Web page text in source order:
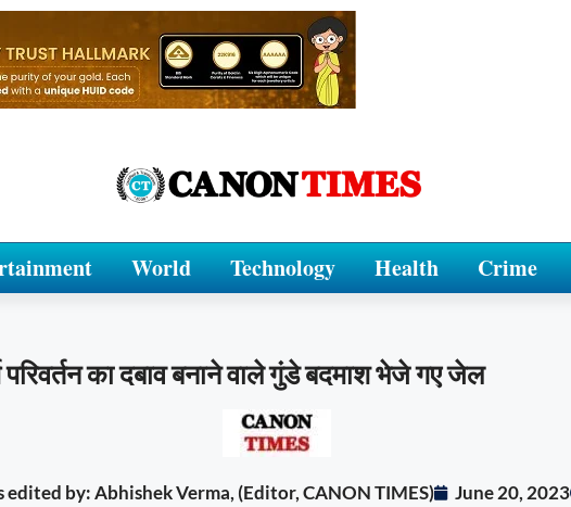
World Technology Health Crime
परिवर्तन का दबाव बनाने वाले गुंडे बदमाश भेजे गए जेल
edited by: Abhishek Verma, (Editor, CANON TIMES) June 20, 2023